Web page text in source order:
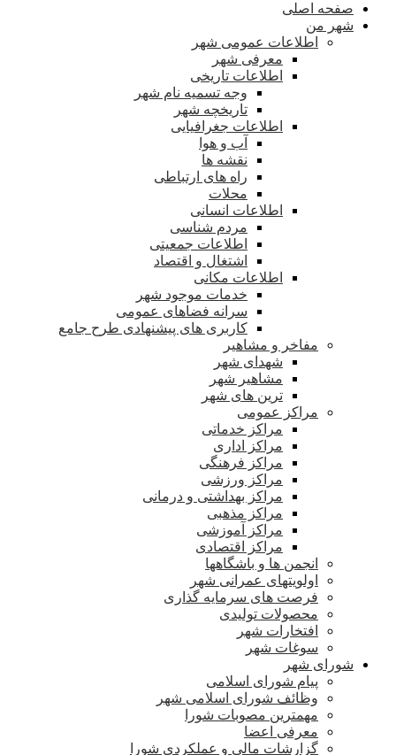
صفحه اصلی
شهر من
اطلاعات عمومی شهر
معرفی شهر
اطلاعات تاریخی
وجه تسمیه نام شهر
تاریخچه شهر
اطلاعات جغرافیایی
آب و هوا
نقشه ها
راه های ارتباطی
محلات
اطلاعات انسانی
مردم شناسی
اطلاعات جمعیتی
اشتغال و اقتصاد
اطلاعات مکانی
خدمات موجود شهر
سرانه فضاهای عمومی
کاربری های پیشنهادی طرح جامع
مفاخر و مشاهیر
شهدای شهر
مشاهیر شهر
ترین های شهر
مراکز عمومی
مراکز خدماتی
مراکز اداری
مراکز فرهنگی
مراکز ورزشی
مراکز بهداشتی و درمانی
مراکز مذهبی
مراکز آموزشی
مراکز اقتصادی
انجمن ها و باشگاهها
اولویتهای عمرانی شهر
فرصت های سرمایه گذاری
محصولات تولیدی
افتخارات شهر
سوغات شهر
شورای شهر
پیام شورای اسلامی
وظائف شورای اسلامی شهر
مهمترین مصوبات شورا
معرفی اعضا
گزارشات مالی و عملکردی شورا